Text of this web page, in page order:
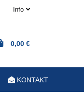
Info
0,00 €
KONTAKT